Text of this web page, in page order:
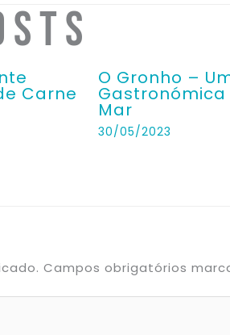
Carne
O Gronho –
Mar
30/05/2023
Campos obrigatórios